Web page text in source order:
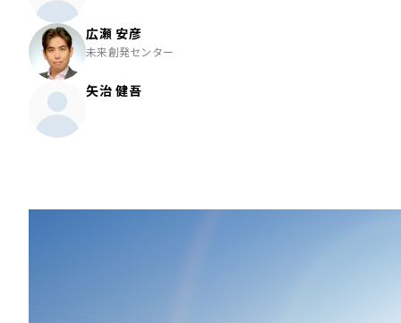
広瀬 安彦
未来創発センター
矢治 健吾